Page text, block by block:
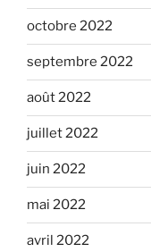
octobre 2022
septembre 2022
août 2022
juillet 2022
juin 2022
mai 2022
avril 2022